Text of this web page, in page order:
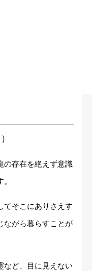
の存在を絶えず意識
てそこにありさえす
ながら暮らすことが
など、目に見えない